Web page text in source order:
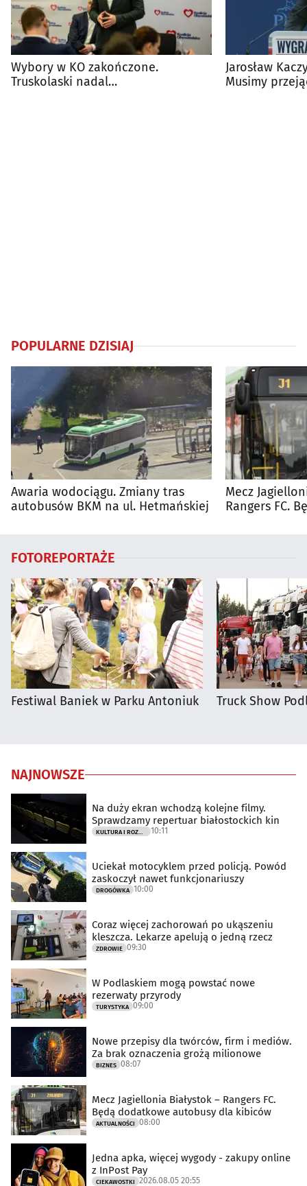
Wybory w KO zakończone.
Truskolaski nadal
Jarosław
Musimy
POPULARNE DZISIAJ
Awaria wodociągu. Zmiany tras
autobusów BKM na ul. Hetmańskiej
Mecz
Rangers FC.
FOTOREPORTAŻE
Festiwal Baniek w Parku Antoniuk Truck Show
NAJNOWSZE
Na duży ekran wchodzą kolejne filmy.
Sprawdzamy repertuar białostockich kin
10:11
Uciekał motocyklem przed policją. Powód
zaskoczył nawet funkcjonariuszy
DROGÓWKA 10:00
Coraz więcej zachorowań po ukąszeniu
kleszcza. Lekarze apelują o jedną rzecz
ZDROWIE 09:30
W Podlaskiem mogą powstać nowe
rezerwaty przyrody
TURYSTYKA 09:00
Nowe przepisy dla twórców, firm i mediów.
Za brak oznaczenia grożą milionowe
BIZNES 08:07
Mecz Jagiellonia Białystok – Rangers FC.
Będą dodatkowe autobusy dla kibiców
AKTUALNOŚCI 08:00
Jedna apka, więcej wygody - zakupy online
z InPost Pay
CIEKAWOSTKI 2026.08.05 20:55